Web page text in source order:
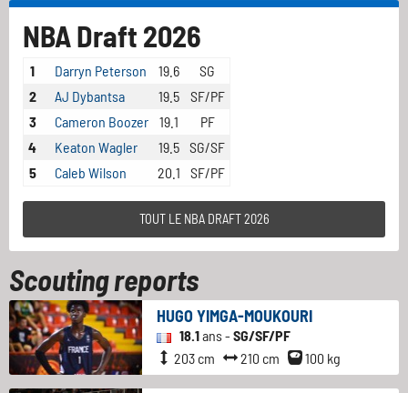
NBA Draft 2026
1 Darryn Peterson 19.6
SG
2
AJ Dybantsa 19.5
SF/PF
3
Cameron Boozer 19.1
PF
4
Keaton Wagler 19.5 SG/SF
5
Caleb Wilson 20.1 SF/PF
TOUT LE NBA DRAFT 2026
Scouting reports
HUGO YIMGA-MOUKOURI
18.1ans - SG/SF/PF
203 cm
210 cm 100 kg